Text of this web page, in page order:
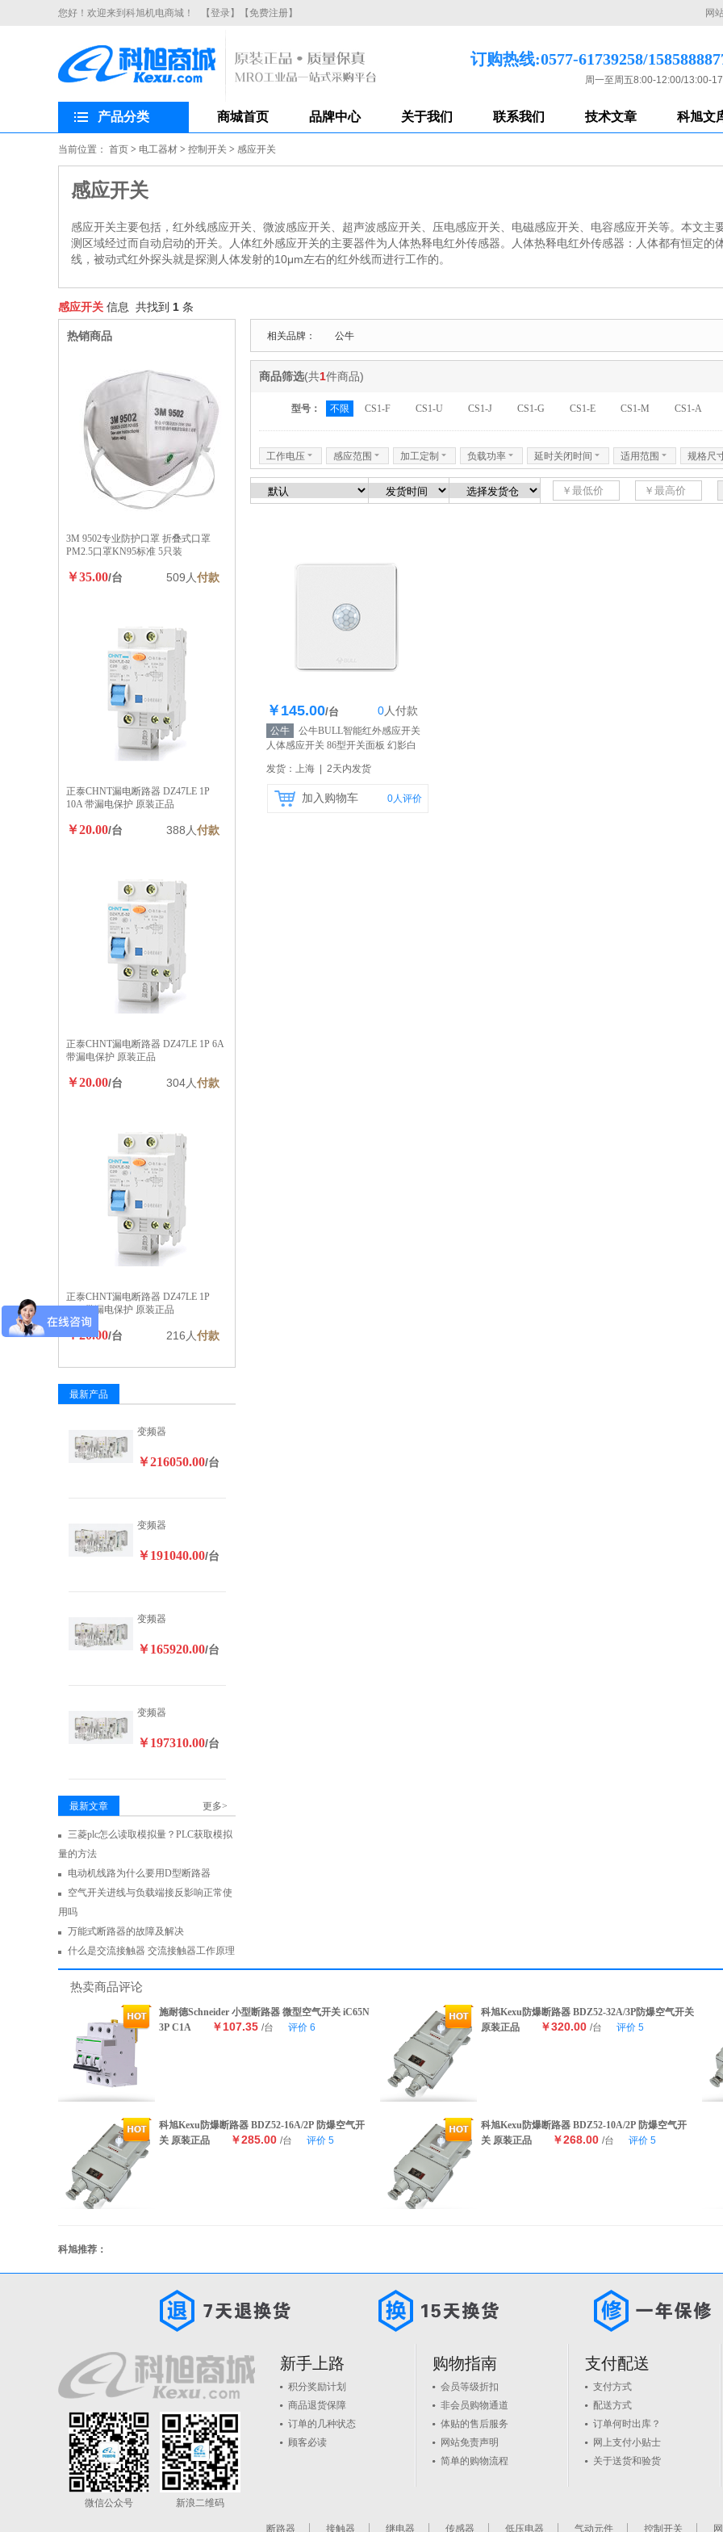
您好！欢迎来到科旭机电商城！ 【登录】 【免费注册】 网
订购热线:0577-61739258/
周一至周五8:00-12:00/13:00-
产品分类 商城首页 品牌中心 关于我们 联系我们 技术文章 科旭文
当前位置： 首页 > 电工器材 > 控制开关 > 感应开关
感应开关
感应开关主要包括，红外线感应开关、微波感应开关、超声波感应开关、压电感应开关、电磁感应开关、电容感应开关等。本文
测区域经过而自动启动的开关。人体红外感应开关的主要器件为人体热释电红外传感器。人体热释电红外传感器：人体都有恒定
线，被动式红外探头就是探测人体发射的10μm左右的红外线而进行工作的。
感应开关 信息 共找到 1 条
相关品牌： 公牛
商品筛选(共1件商品)
型号： 不限 CS1-F CS1-U CS1-J CS1-G CS1-E CS1-M CS1-A
工作电压 6 感应范围 6 加工定制 6 负载功率 6 延时关闭时间 6 适用范围 6 规格尺
库存858个
￥145.00/台 0人付款
公牛
公牛BULL智能红外感应开关
人体感应开关 86型开关面板 幻影白
发货：上海 | 2天内发货
加入购物车 0人评价
热销商品
3M 9502专业防护口罩 折叠式口罩
PM2.5口罩KN95标准 5只装
￥35.00/台 509人付款
正泰CHNT漏电断路器 DZ47LE 1P
10A 带漏电保护 原装正品
￥20.00/台 388人付款
正泰CHNT漏电断路器 DZ47LE 1P 6A
带漏电保护 原装正品
￥20.00/台 304人付款
正泰CHNT漏电断路器 DZ47LE 1P
16A 带漏电保护 原装正品
￥20.00/台 216人付款
最新产品
变频器
￥216050.00/台
变频器
￥191040.00/台
变频器
￥165920.00/台
变频器
￥197310.00/台
最新文章 更多>
三菱plc怎么读取模拟量？PLC获取模拟
量的方法
电动机线路为什么要用D型断路器
空气开关进线与负载端接反影响正常使
用吗
万能式断路器的故障及解决
什么是交流接触器 交流接触器工作原理
热卖商品评论
施耐德Schneider 小型断路器 微型空气开关 iC65N
3P C1A
￥107.35 /台 评价 6
科旭Kexu防爆断路器 BDZ52-32A/3P防爆空气开关
原装正品
￥320.00 /台 评价 5
科旭Kexu防爆断路器 BDZ52-16A/2P 防爆空气开
关 原装正品
￥285.00 /台 评价 5
科旭Kexu防爆断路器 BDZ52-10A/2P 防爆空气开
关 原装正品
￥268.00 /台 评价 5
科旭推荐：
微信公众号 新浪二维码
新手上路
积分奖励计划
商品退货保障
订单的几种状态
顾客必读
购物指南
会员等级折扣
非会员购物通道
体贴的售后服务
网站免责声明
简单的购物流程
支付配送
支付方式
配送方式
订单何时出库？
网上支付小贴士
关于送货和验货
断路器 接触器 继电器 传感器 低压电器 气动元件 控制开关